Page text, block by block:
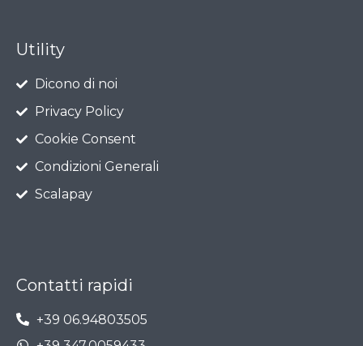
Utility
Dicono di noi
Privacy Policy
Cookie Consent
Condizioni Generali
Scalapay
Contatti rapidi
+39 06.94803505